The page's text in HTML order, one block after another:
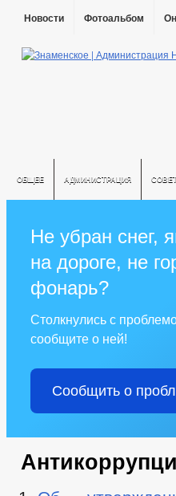
Новости Фотоальбом
ОБЩЕЕ АДМИНИСТРАЦИЯ
Не убран снег,
на дороге, не
фонарь?
Столкнулись с
сообщите о ней!
Сообщить о